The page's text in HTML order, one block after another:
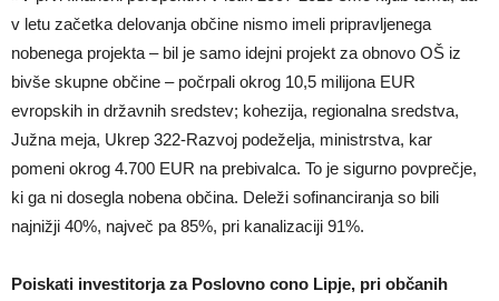
v letu začetka delovanja občine nismo imeli pripravljenega
nobenega projekta – bil je samo idejni projekt za obnovo OŠ iz
bivše skupne občine – počrpali okrog 10,5 milijona EUR
evropskih in državnih sredstev; kohezija, regionalna sredstva,
Južna meja, Ukrep 322-Razvoj podeželja, ministrstva, kar
pomeni okrog 4.700 EUR na prebivalca. To je sigurno povprečje,
ki ga ni dosegla nobena občina. Deleži sofinanciranja so bili
najnižji 40%, največ pa 85%, pri kanalizaciji 91%.
Poiskati investitorja za Poslovno cono Lipje, pri občanih